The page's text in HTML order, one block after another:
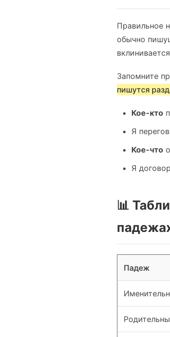
Правильное
обычно
Запомните
пишутся
Кое-кто
Я
Кое-что
Я
📊
Падеж